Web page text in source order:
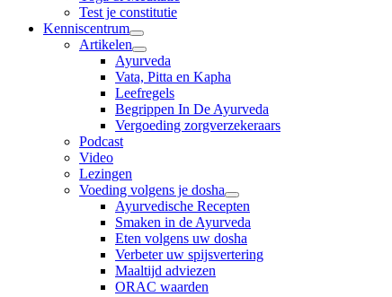
Test je constitutie
Kenniscentrum
Artikelen
Ayurveda
Vata, Pitta en Kapha
Leefregels
Begrippen In De Ayurveda
Vergoeding zorgverzekeraars
Podcast
Video
Lezingen
Voeding volgens je dosha
Ayurvedische Recepten
Smaken in de Ayurveda
Eten volgens uw dosha
Verbeter uw spijsvertering
Maaltijd adviezen
ORAC waarden